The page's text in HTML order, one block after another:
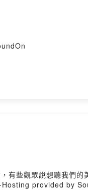
Hosting provided by